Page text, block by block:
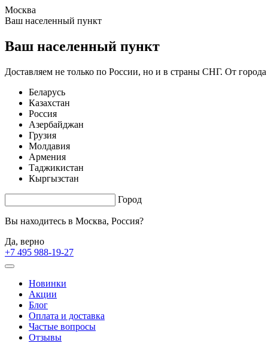
Москва
Ваш населенный пункт
Ваш населенный пункт
Доставляем не только по России, но и в страны СНГ. От
Беларусь
Казахстан
Россия
Азербайджан
Грузия
Молдавия
Армения
Таджикистан
Кыргызстан
Город
Вы находитесь в Москва, Россия?
Да, верно
+7 495 988-19-27
Новинки
Акции
Блог
Оплата и доставка
Частые вопросы
Отзывы